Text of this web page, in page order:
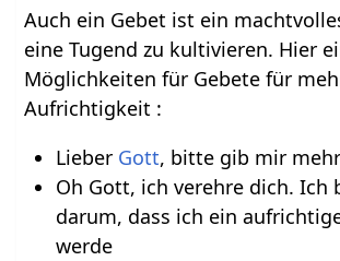
Auch ein Gebet ist ein
eine Tugend zu kultivieren. Hier
Möglichkeiten für Gebete für
Aufrichtigkeit :
Lieber Gott, bitte gib mir
Oh Gott, ich verehre dich. Ich
darum, dass ich ein
werde